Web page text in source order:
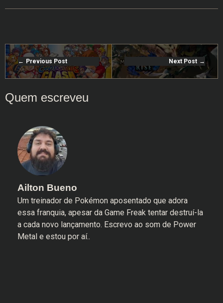
Previous Post Next Post
Ailton Bueno
Um treinador de Pokémon aposentado que adora
essa franquia, apesar da Game Freak tentar destruí-la
a cada novo lançamento. Escrevo ao som de Power
Metal e estou por aí..